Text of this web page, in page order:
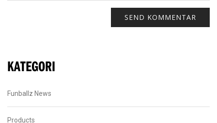
KATEGORI
Funballz News
Products